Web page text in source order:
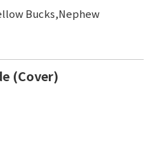
Bucks,Nephew
(Cover)